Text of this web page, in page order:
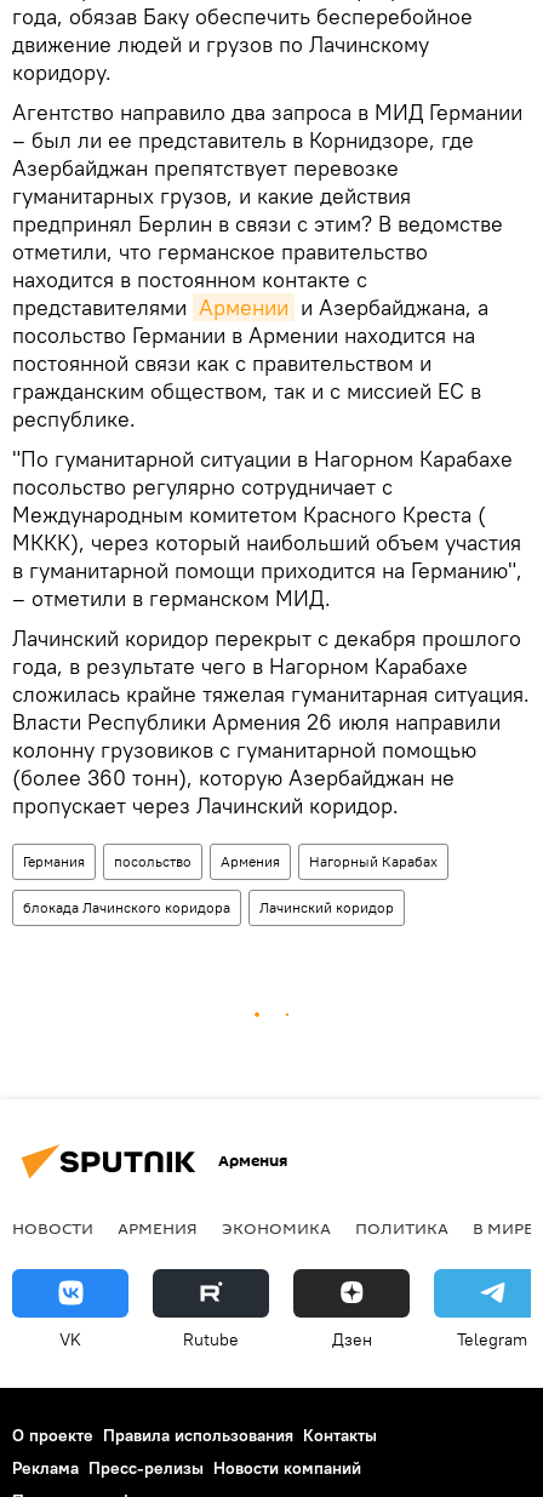
года, обязав Баку обеспечить бесперебойное
движение людей и грузов по Лачинскому
коридору.
Агентство направило два запроса в МИД Германии
– был ли ее представитель в Корнидзоре, где
Азербайджан препятствует перевозке
гуманитарных грузов, и какие действия
предпринял Берлин в связи с этим? В ведомстве
отметили, что германское правительство
находится в постоянном контакте с
представителями Армении и Азербайджана, а
посольство Германии в Армении находится на
постоянной связи как с правительством и
гражданским обществом, так и с миссией ЕС в
республике.
"По гуманитарной ситуации в Нагорном Карабахе
посольство регулярно сотрудничает с
Международным комитетом Красного Креста (
МККК), через который наибольший объем участия
в гуманитарной помощи приходится на Германию",
– отметили в германском МИД.
Лачинский коридор перекрыт с декабря прошлого
года, в результате чего в Нагорном Карабахе
сложилась крайне тяжелая гуманитарная ситуация.
Власти Республики Армения 26 июля направили
колонну грузовиков с гуманитарной помощью
(более 360 тонн), которую Азербайджан не
пропускает через Лачинский коридор.
Германия посольство Армения Нагорный Карабах
блокада Лачинского коридора Лачинский коридор
Армения
НОВОСТИ АРМЕНИЯ ЭКОНОМИКА ПОЛИТИКА В МИРЕ
VK Rutube Дзен Telegram
О проекте Правила использования Контакты
Реклама Пресс-релизы Новости компаний